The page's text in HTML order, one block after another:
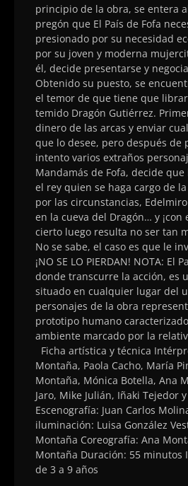
principio de la obra, se entera
pregón que El País de Fofa
presionado por su necesidad
por su joven y moderna
él, decide presentarse y
Obtenido su puesto, se
el temor de que tiene que
temido Dragón Gutiérrez.
dinero de las arcas y enviar
que lo desee, pero después de
intento varios extraños
Mandamás de Fofa, decide
el rey quien se haga cargo de
por las circunstancias,
en la cueva del Dragón… y
cierto luego resulta no ser tan
No se sabe, el caso es que le
¡NO SE LO PIERDAN! NOTA: El
donde transcurre la acción, es
situado en cualquier lugar del
personajes de la obra
prototipo humano
ambiente marcado por la
Ficha artística y técnica
Montaña, Paola Cacho, María
Montaña, Mónica Botella, Ana
Jaro, Mike Julián, Iñaki Tejedor
Escenografía: Juan Carlos
iluminación: Luisa González
Montaña Coreografía: Ana
Montaña Duración: 55 minutos
de 3 a 9 años